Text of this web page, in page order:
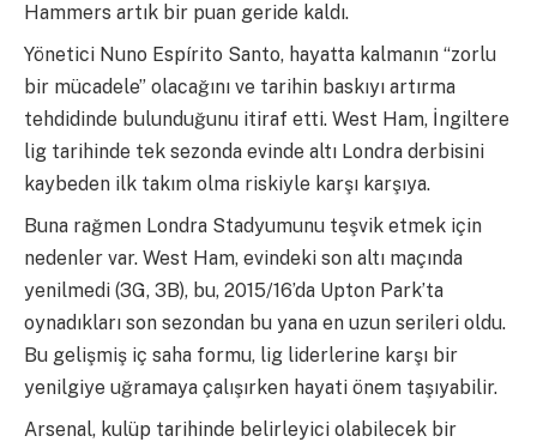
Hammers artık bir puan geride kaldı.
Yönetici Nuno Espírito Santo, hayatta kalmanın “zorlu
bir mücadele” olacağını ve tarihin baskıyı artırma
tehdidinde bulunduğunu itiraf etti. West Ham, İngiltere
lig tarihinde tek sezonda evinde altı Londra derbisini
kaybeden ilk takım olma riskiyle karşı karşıya.
Buna rağmen Londra Stadyumunu teşvik etmek için
nedenler var. West Ham, evindeki son altı maçında
yenilmedi (3G, 3B), bu, 2015/16’da Upton Park’ta
oynadıkları son sezondan bu yana en uzun serileri oldu.
Bu gelişmiş iç saha formu, lig liderlerine karşı bir
yenilgiye uğramaya çalışırken hayati önem taşıyabilir.
Arsenal, kulüp tarihinde belirleyici olabilecek bir